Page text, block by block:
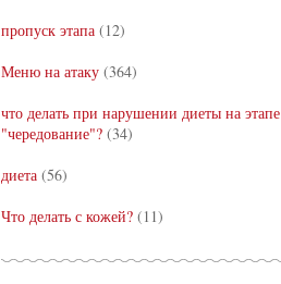
пропуск этапа (12)
Меню на атаку (364)
что делать при нарушении диеты на этапе
"чередование"? (34)
диета (56)
Что делать с кожей? (11)